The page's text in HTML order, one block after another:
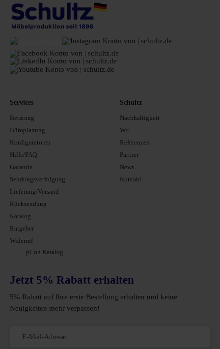
Services
Beratung
Büroplanung
Konfiguratoren
Hilfe/FAQ
Garantie
Sendungsverfolgung
Lieferung/Versand
Rücksendung
Katalog
Ratgeber
Widerruf
pCon Katalog
Schultz
Nachhaltigkeit
Wir
Referenzen
Partner
News
Kontakt
Jetzt 5% Rabatt erhalten
5% Rabatt auf Ihre erste Bestellung erhalten und keine
Neuigkeiten mehr verpassen!